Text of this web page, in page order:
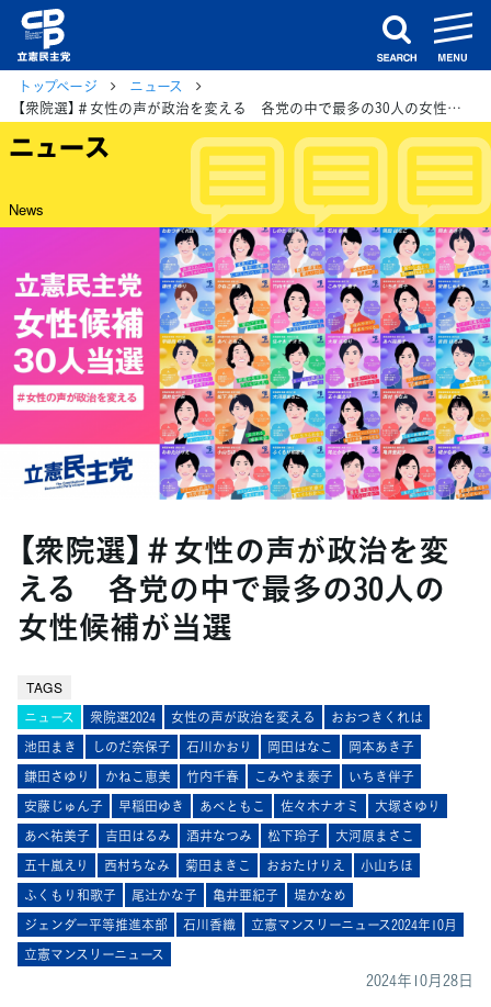
search
トップページ
ニュース
【衆院選】＃女性の声が政治を変える 各党の中で最多の30人の女性候補が当選
ニュース
News
【衆院選】＃女性の声が政治を変
える 各党の中で最多の30人の
女性候補が当選
TAGS
ニュース 衆院選2024 女性の声が政治を変える
おおつきくれは
池田まき
しのだ奈保子 石川かおり 岡田はなこ
岡本あき子
鎌田さゆり
かねこ恵美 竹内千春 こみやま泰子
いちき伴子
安藤じゅん子
早稲田ゆき あべともこ 佐々木ナオミ
大塚さゆり
あべ祐美子
吉田はるみ 酒井なつみ 松下玲子
大河原まさこ
五十嵐えり
西村ちなみ 菊田まきこ おおたけりえ
小山ちほ
ふくもり和歌子
尾辻󠄀かな子 亀井亜紀子
堤かなめ
ジェンダー平等推進本部
石川香織
立憲マンスリーニュース2024年10月
立憲マンスリーニュース
2024年10月28日